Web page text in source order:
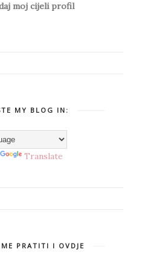
moj cijeli profil
MY BLOG IN:
Translate
ME PRATITI I OVDJE